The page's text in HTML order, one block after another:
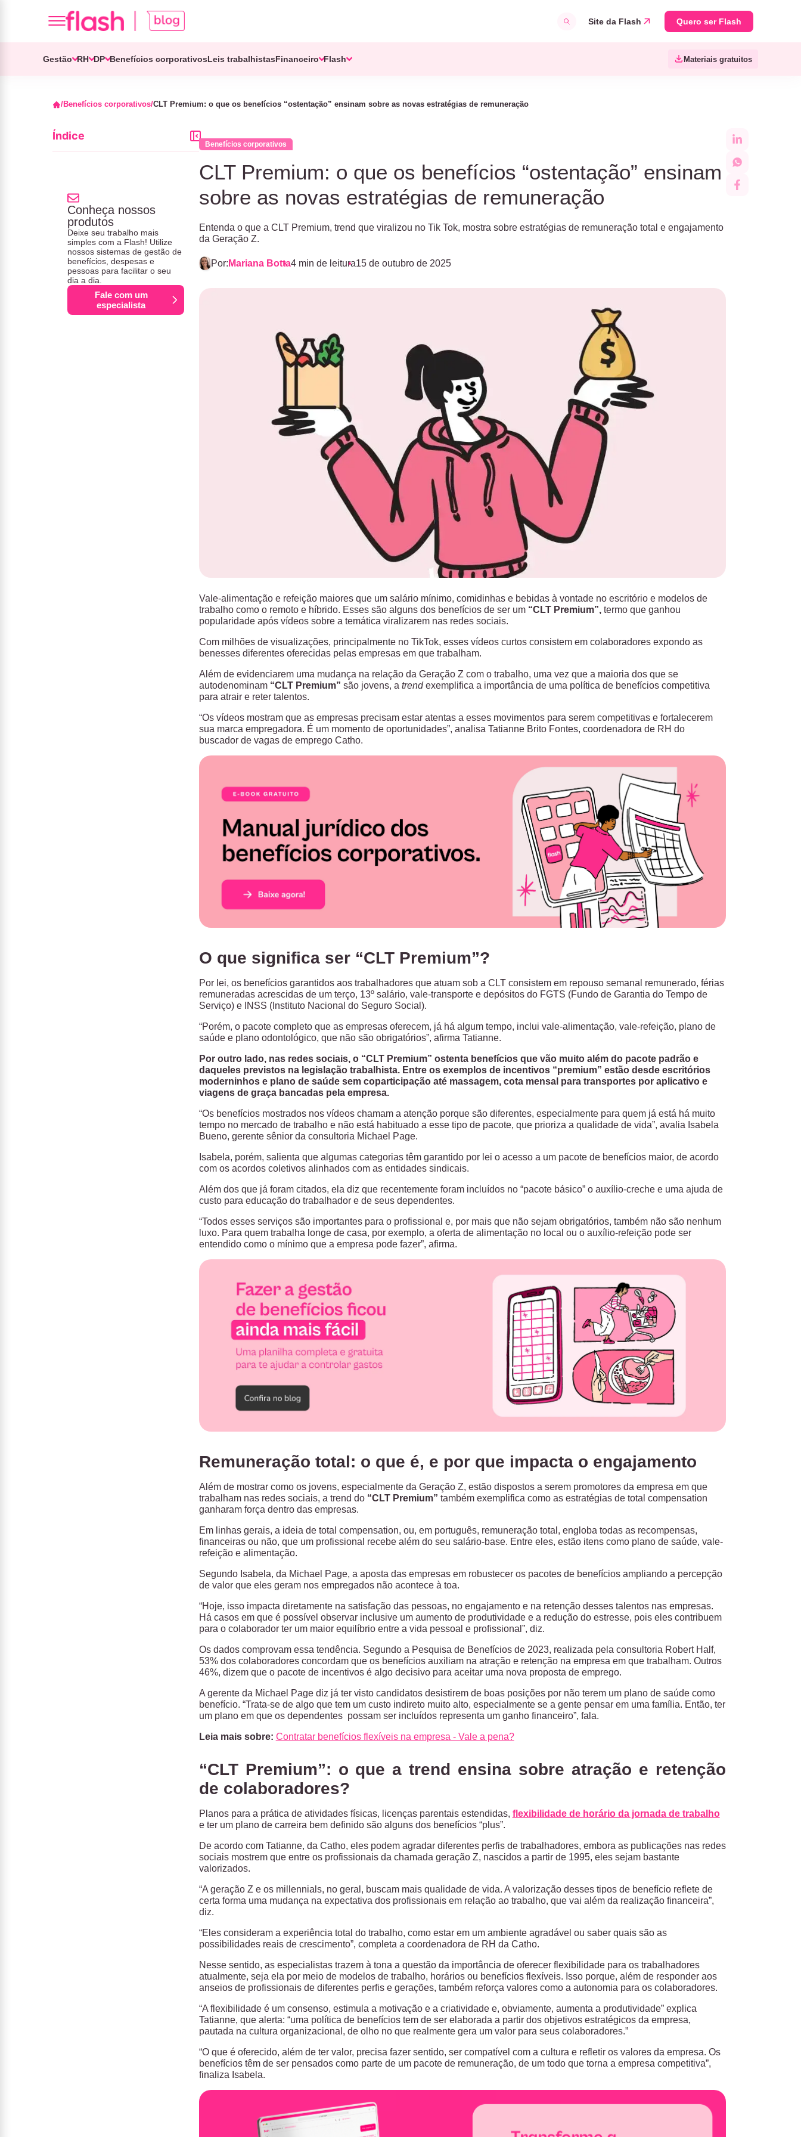
Site da Flash Quero ser Flash
Gestão RH DP Benefícios corporativosLeis trabalhistasFinanceiro Flash Materiais gratuitos
Benefícios corporativos CLT Premium: o que os benefícios “ostentação” ensinam sobre as novas estratégias de remuneração
Benefícios corporativos
CLT Premium: o que os benefícios “ostentação” ensinam
sobre as novas estratégias de remuneração
Entenda o que a CLT Premium, trend que viralizou no Tik Tok, mostra sobre estratégias de remuneração total e engajamento
da Geração Z.
Por: Mariana Botta4 min de leitura15 de outubro de 2025
Vale-alimentação e refeição maiores que um salário mínimo, comidinhas e bebidas à vontade no escritório e modelos de
trabalho como o remoto e híbrido. Esses são alguns dos benefícios de ser um “CLT Premium”,termo que ganhou
popularidade após vídeos sobre a temática viralizarem nas redes sociais.
Com milhões de visualizações, principalmente no TikTok, esses vídeos curtos consistem em colaboradores expondo as
benesses diferentes oferecidas pelas empresas em que trabalham.
Além de evidenciarem uma mudança na relação da Geração Z com o trabalho, uma vez que a maioria dos que se
autodenominam “CLT Premium” são jovens, a trendexemplifica a importância de uma política de benefícios competitiva
para atrair e reter talentos.
“Os vídeos mostram que as empresas precisam estar atentas a esses movimentos para serem competitivas e fortalecerem
sua marca empregadora. É um momento de oportunidades”, analisa Tatianne Brito Fontes, coordenadora de RH do
buscador de vagas de emprego Catho.
O que significa ser “CLT Premium”?
Por lei, os benefícios garantidos aos trabalhadores que atuam sob a CLT consistem em repouso semanal remunerado, férias
remuneradas acrescidas de um terço, 13º salário, vale-transporte e depósitos do FGTS (Fundo de Garantia do Tempo de
Serviço) e INSS (Instituto Nacional do Seguro Social).
“Porém, o pacote completo que as empresas oferecem, já há algum tempo, inclui vale-alimentação, vale-refeição, plano de
saúde e plano odontológico, que não são obrigatórios”, afirma Tatianne.
Por outro lado, nas redes sociais, o “CLT Premium” ostenta benefícios que vão muito além do pacote padrão e
daqueles previstos na legislação trabalhista. Entre os exemplos de incentivos “premium” estão desde escritórios
moderninhos e plano de saúde sem coparticipação até massagem, cota mensal para transportes por aplicativo e
viagens de graça bancadas pela empresa.
“Os benefícios mostrados nos vídeos chamam a atenção porque são diferentes, especialmente para quem já está há muito
tempo no mercado de trabalho e não está habituado a esse tipo de pacote, que prioriza a qualidade de vida”, avalia Isabela
Bueno, gerente sênior da consultoria Michael Page.
Isabela, porém, salienta que algumas categorias têm garantido por lei o acesso a um pacote de benefícios maior, de acordo
com os acordos coletivos alinhados com as entidades sindicais.
Além dos que já foram citados, ela diz que recentemente foram incluídos no “pacote básico” o auxílio-creche e uma ajuda de
custo para educação do trabalhador e de seus dependentes.
“Todos esses serviços são importantes para o profissional e, por mais que não sejam obrigatórios, também não são nenhum
luxo. Para quem trabalha longe de casa, por exemplo, a oferta de alimentação no local ou o auxílio-refeição pode ser
entendido como o mínimo que a empresa pode fazer”, afirma.
Remuneração total: o que é, e por que impacta o engajamento
Além de mostrar como os jovens, especialmente da Geração Z, estão dispostos a serem promotores da empresa em que
trabalham nas redes sociais, a trend do“CLT Premium” também exemplifica como as estratégias de total compensation
ganharam força dentro das empresas.
Em linhas gerais, a ideia de total compensation, ou, em português, remuneração total, engloba todas as recompensas,
financeiras ou não, que um profissional recebe além do seu salário-base. Entre eles, estão itens como plano de saúde, vale-
refeição e alimentação.
Segundo Isabela, da Michael Page, a aposta das empresas em robustecer os pacotes de benefícios ampliando a percepção
de valor que eles geram nos empregados não acontece à toa.
“Hoje, isso impacta diretamente na satisfação das pessoas, no engajamento e na retenção desses talentos nas empresas.
Há casos em que é possível observar inclusive um aumento de produtividade e a redução do estresse, pois eles contribuem
para o colaborador ter um maior equilíbrio entre a vida pessoal e profissional”, diz.
Os dados comprovam essa tendência. Segundo a Pesquisa de Benefícios de 2023, realizada pela consultoria Robert Half,
53% dos colaboradores concordam que os benefícios auxiliam na atração e retenção na empresa em que trabalham. Outros
46%, dizem que o pacote de incentivos é algo decisivo para aceitar uma nova proposta de emprego.
A gerente da Michael Page diz já ter visto candidatos desistirem de boas posições por não terem um plano de saúde como
benefício. “Trata-se de algo que tem um custo indireto muito alto, especialmente se a gente pensar em uma família. Então, ter
um plano em que os dependentes possam ser incluídos representa um ganho financeiro”, fala.
Leia mais sobre: Contratar benefícios flexíveis na empresa - Vale a pena?
“CLT Premium”: o que a trend ensina sobre atração e retenção
de colaboradores?
Planos para a prática de atividades físicas, licenças parentais estendidas, flexibilidade de horário da jornada de trabalho
e ter um plano de carreira bem definido são alguns dos benefícios “plus”.
De acordo com Tatianne, da Catho, eles podem agradar diferentes perfis de trabalhadores, embora as publicações nas redes
sociais mostrem que entre os profissionais da chamada geração Z, nascidos a partir de 1995, eles sejam bastante
valorizados.
“A geração Z e os millennials, no geral, buscam mais qualidade de vida. A valorização desses tipos de benefício reflete de
certa forma uma mudança na expectativa dos profissionais em relação ao trabalho, que vai além da realização financeira”,
diz.
“Eles consideram a experiência total do trabalho, como estar em um ambiente agradável ou saber quais são as
possibilidades reais de crescimento”, completa a coordenadora de RH da Catho.
Nesse sentido, as especialistas trazem à tona a questão da importância de oferecer flexibilidade para os trabalhadores
atualmente, seja ela por meio de modelos de trabalho, horários ou benefícios flexíveis. Isso porque, além de responder aos
anseios de profissionais de diferentes perfis e gerações, também reforça valores como a autonomia para os colaboradores.
“A flexibilidade é um consenso, estimula a motivação e a criatividade e, obviamente, aumenta a produtividade” explica
Tatianne, que alerta: “uma política de benefícios tem de ser elaborada a partir dos objetivos estratégicos da empresa,
pautada na cultura organizacional, de olho no que realmente gera um valor para seus colaboradores.”
“O que é oferecido, além de ter valor, precisa fazer sentido, ser compatível com a cultura e refletir os valores da empresa. Os
benefícios têm de ser pensados como parte de um pacote de remuneração, de um todo que torna a empresa competitiva”,
finaliza Isabela.
Índice
Conheça nossos
produtos
Deixe seu trabalho mais
simples com a Flash! Utilize
nossos sistemas de gestão de
benefícios, despesas e
pessoas para facilitar o seu
dia a dia.
Fale com um
especialista